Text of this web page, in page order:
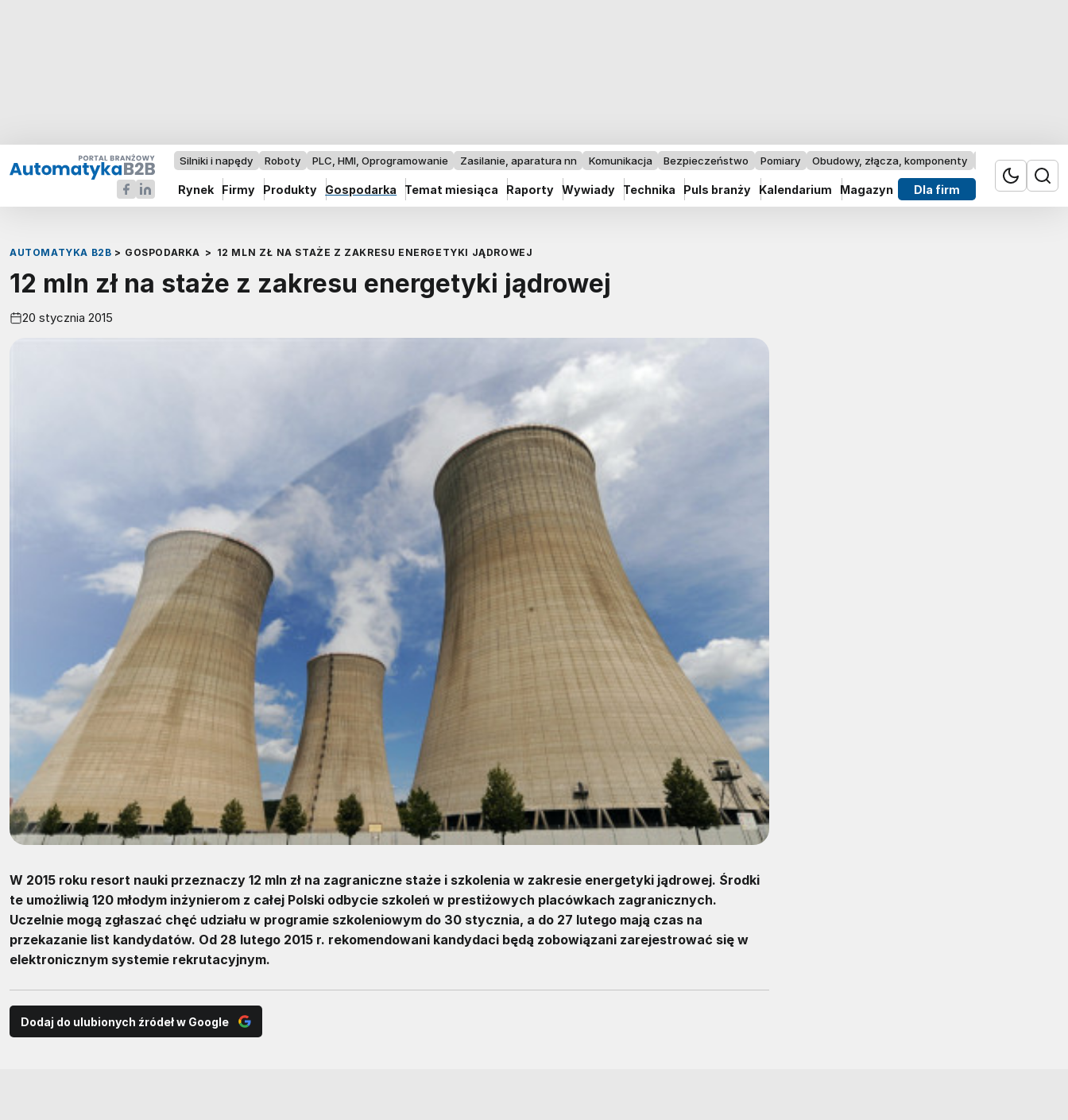
Silniki i napędy Roboty PLC, HMI, Oprogramowanie Zasilanie, aparatura nn Komunikacja Bezpieczeństwo Pomiary Obudowy, złącza, komponenty Przemysł 4.0
Rynek Firmy Produkty Gospodarka Temat miesiąca Raporty Wywiady Technika Puls branży Kalendarium Magazyn Dla firm
AUTOMATYKA B2B > GOSPODARKA > 12 MLN ZŁ NA STAŻE Z ZAKRESU ENERGETYKI JĄDROWEJ
12 mln zł na staże z zakresu energetyki jądrowej
20 stycznia 2015
W 2015 roku resort nauki przeznaczy 12 mln zł na zagraniczne staże i szkolenia w zakresie energetyki jądrowej. Środki
te umożliwią 120 młodym inżynierom z całej Polski odbycie szkoleń w prestiżowych placówkach zagranicznych.
Uczelnie mogą zgłaszać chęć udziału w programie szkoleniowym do 30 stycznia, a do 27 lutego mają czas na
przekazanie list kandydatów. Od 28 lutego 2015 r. rekomendowani kandydaci będą zobowiązani zarejestrować się w
elektronicznym systemie rekrutacyjnym.
Dodaj do ulubionych źródeł w Google